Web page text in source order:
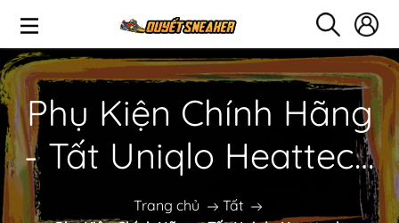
Phụ Kiện Chính Hãng
- Tất Uniqlo Heattech
Socks 'Xám' (3
Trang chủ
Tất